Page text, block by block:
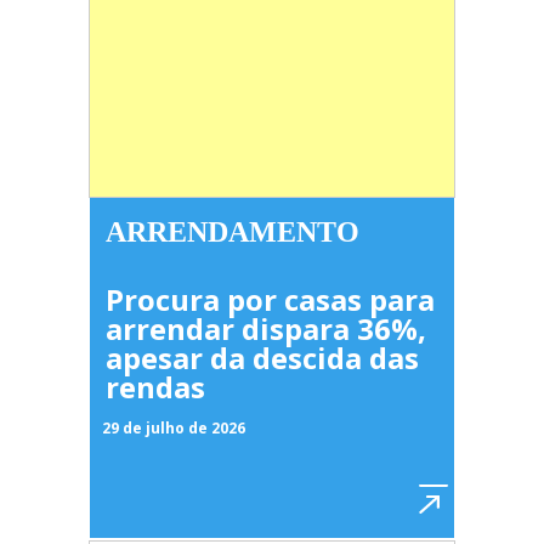
ARRENDAMENTO
Procura por casas para
arrendar dispara 36%,
apesar da descida das
rendas
29 de julho de 2026